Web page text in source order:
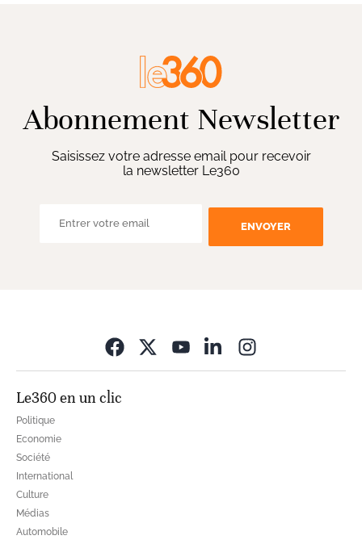
Abonnement Newsletter
Saisissez votre adresse email pour recevoir
la newsletter Le360
ENVOYER
Le360 en un clic
Politique
Economie
Société
International
Culture
Médias
Automobile